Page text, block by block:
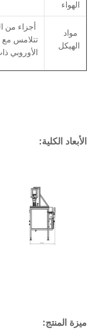
الهواء
مواد
الهيكل
تتلامس مع
الأوروبي
الأبعاد الكلية:
ميزة المنتج: